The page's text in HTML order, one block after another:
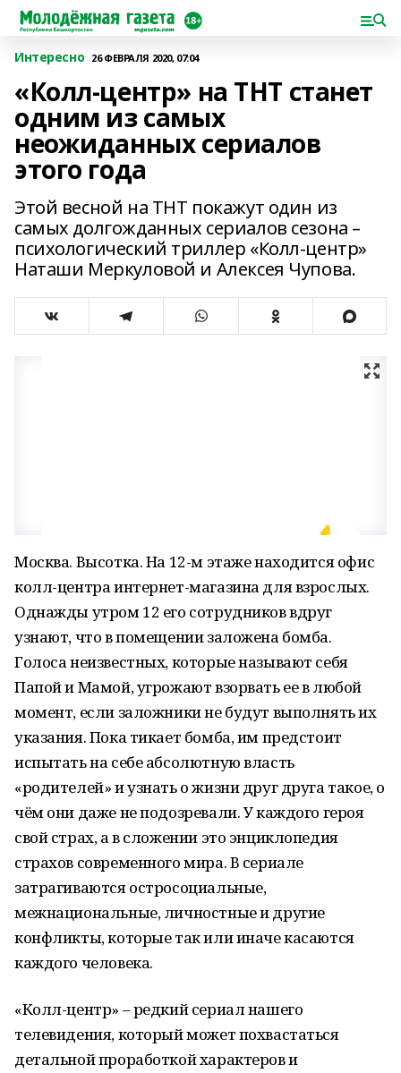
Интересно 26 ФЕВРАЛЯ 2020, 07:04
«Колл-центр» на ТНТ станет
одним из самых
неожиданных сериалов
этого года
Этой весной на ТНТ покажут один из
самых долгожданных сериалов сезона –
психологический триллер «Колл-центр»
Наташи Меркуловой и Алексея Чупова.
Москва. Высотка. На 12-м этаже находится офис
колл-центра интернет-магазина для взрослых.
Однажды утром 12 его сотрудников вдруг
узнают, что в помещении заложена бомба.
Голоса неизвестных, которые называют себя
Папой и Мамой, угрожают взорвать ее в любой
момент, если заложники не будут выполнять их
указания. Пока тикает бомба, им предстоит
испытать на себе абсолютную власть
«родителей» и узнать о жизни друг друга такое, о
чём они даже не подозревали. У каждого героя
свой страх, а в сложении это энциклопедия
страхов современного мира. В сериале
затрагиваются остросоциальные,
межнациональные, личностные и другие
конфликты, которые так или иначе касаются
каждого человека.
«Колл-центр» – редкий сериал нашего
телевидения, который может похвастаться
детальной проработкой характеров и